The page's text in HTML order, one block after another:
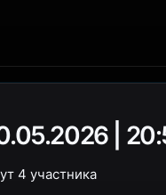
|
4 участника